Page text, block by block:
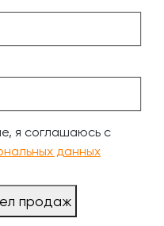
я соглашаюсь с
данных
продаж